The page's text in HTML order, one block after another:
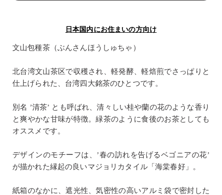
日本国内にお住まいの方向け
文山包種茶（ぶんさんほうしゅちゃ）
北台湾文山茶区で収穫され、軽発酵、軽焙煎でさっぱりと
仕上げられた、台湾四大銘茶のひとつです。
別名 ’清茶’ とも呼ばれ、清々しい桂や蘭の花のような香り
と爽やかな甘味が特徴。緑茶のように食後のお茶としても
オススメです。
デザインのモチーフは、’春の訪れを告げるベゴニアの花’
が描かれた縁起の良いマジョリカタイル「海棠春好」。
紙箱のなかに、遮光性、気密性の高いアルミ袋で密封した